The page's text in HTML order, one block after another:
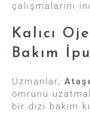
çalışmalarını
Kalıcı
Bakım
Uzmanlar,
ömrünü
bir dizi bakım